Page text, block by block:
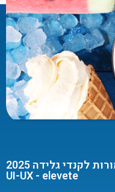
לקנדי גלידה 2025
UI-UX - elevete